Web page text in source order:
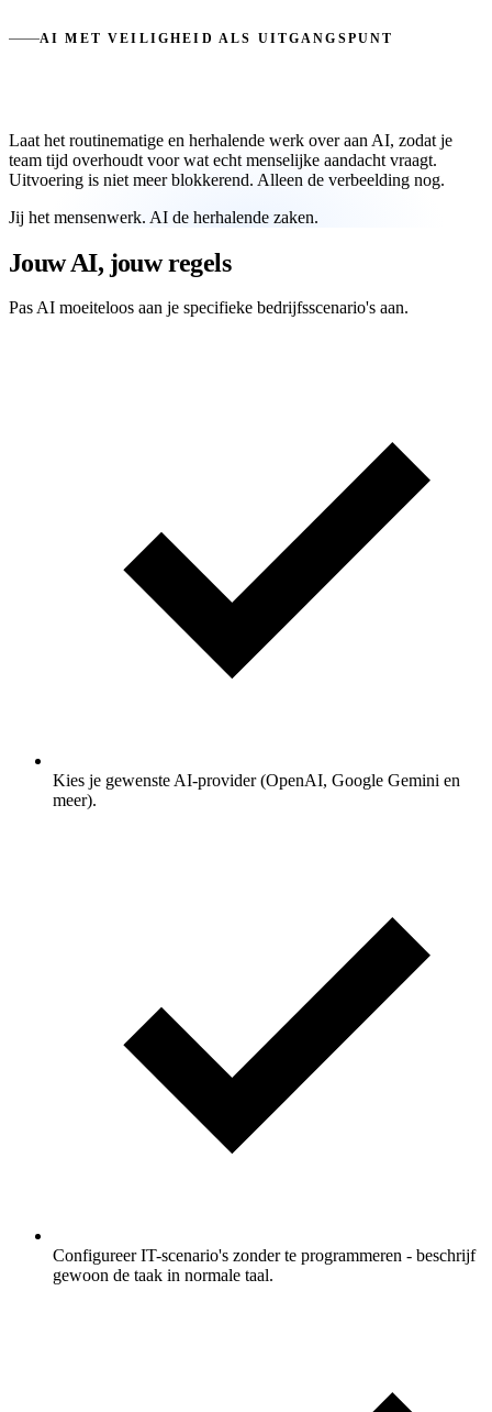
AI MET VEILIGHEID ALS UITGANGSPUNT
Laat het routinematige en herhalende werk over aan AI, zodat je
team tijd overhoudt voor wat echt menselijke aandacht vraagt.
Uitvoering is niet meer blokkerend. Alleen de verbeelding nog.
Jij het mensenwerk. AI de herhalende zaken.
Jouw AI, jouw regels
Pas AI moeiteloos aan je specifieke bedrijfsscenario's aan.
Kies je gewenste AI-provider (OpenAI, Google Gemini en
meer).
Configureer IT-scenario's zonder te programmeren - beschrijf
gewoon de taak in normale taal.